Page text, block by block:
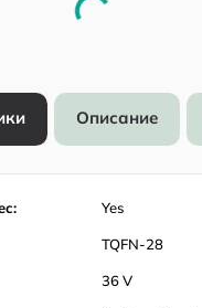
Описание
Yes
TQFN-28
36 V